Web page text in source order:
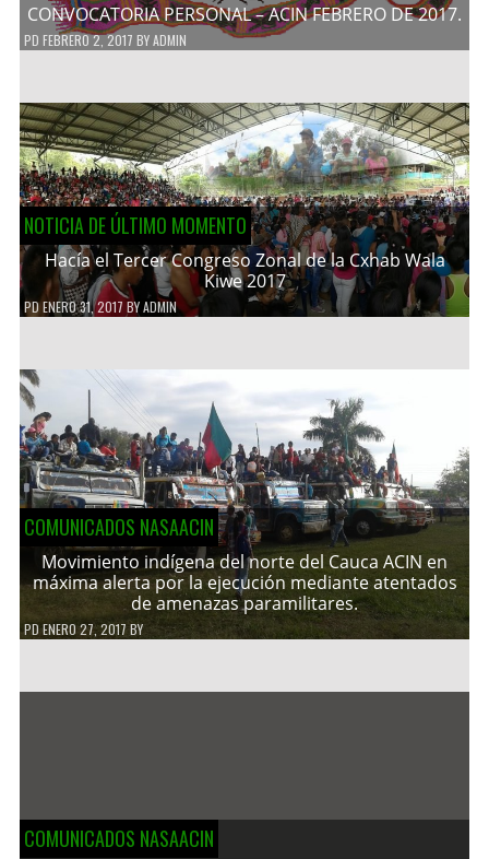
CONVOCATORIA PERSONAL – ACIN FEBRERO DE 2017.
PD FEBRERO 2, 2017 BYADMIN
NOTICIA DE ÚLTIMO MOMENTO
Hacía el Tercer Congreso Zonal de la Cxhab Wala
Kiwe 2017
PDENERO 31, 2017 BYADMIN
COMUNICADOS NASAACIN
Movimiento indígena del norte del Cauca ACIN en
máxima alerta por la ejecución mediante atentados
de amenazas paramilitares.
PDENERO 27, 2017 BY
COMUNICADOS NASAACIN